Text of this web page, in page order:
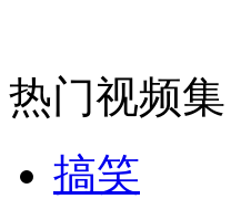
安徽一实载49人客车翻车
热门视频集
搞笑